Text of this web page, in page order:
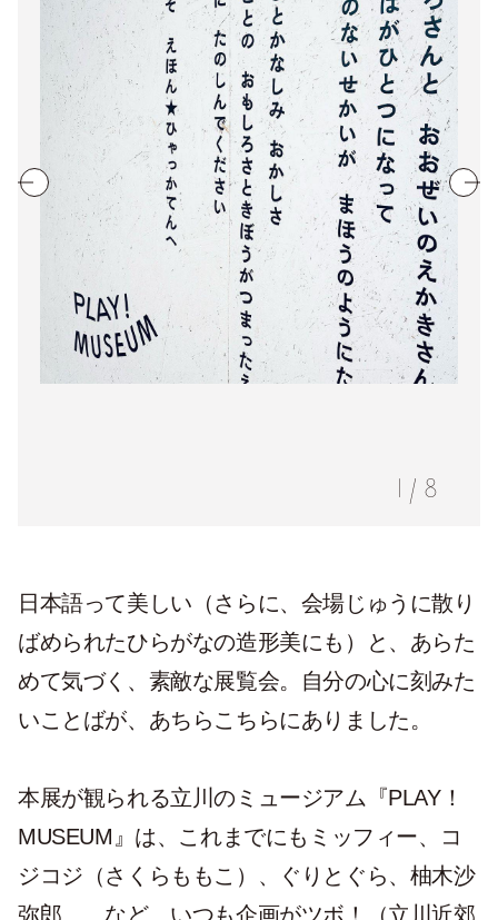
1 / 8
日本語って美しい（さらに、会場じゅうに散り
ばめられたひらがなの造形美にも）と、あらた
めて気づく、素敵な展覧会。自分の心に刻みた
いことばが、あちらこちらにありました。
本展が観られる立川のミュージアム『PLAY！
MUSEUM』は、これまでにもミッフィー、コ
ジコジ（さくらももこ）、ぐりとぐら、柚木沙
弥郎……など、いつも企画がツボ！（立川近郊